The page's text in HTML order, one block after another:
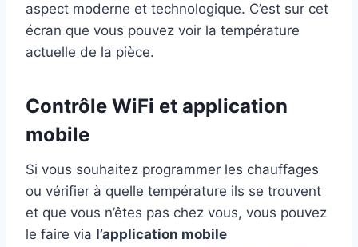
aspect moderne et technologique. C’est sur cet
écran que vous pouvez voir la température
actuelle de la pièce.
Contrôle WiFi et application
mobile
Si vous souhaitez programmer les chauffages
ou vérifier à quelle température ils se trouvent
et que vous n’êtes pas chez vous, vous pouvez
le faire via l’application mobile